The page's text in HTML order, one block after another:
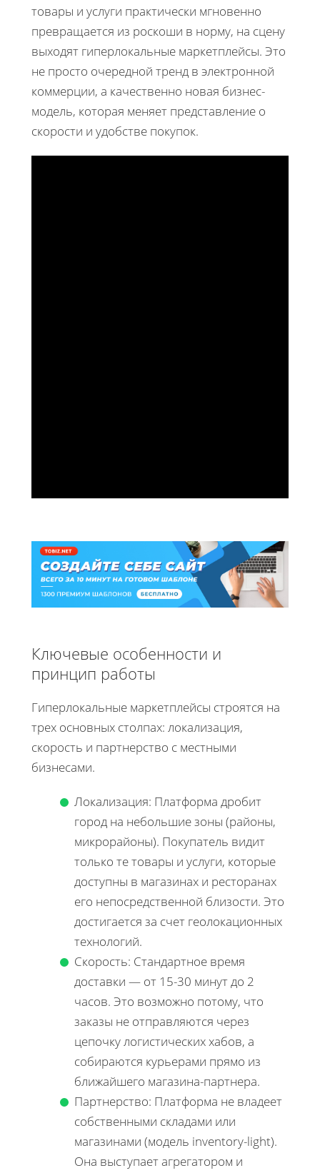
товары и услуги практически мгновенно
превращается из роскоши в норму, на сцену
выходят гиперлокальные маркетплейсы. Это
не просто очередной тренд в электронной
коммерции, а качественно новая бизнес-
модель, которая меняет представление о
скорости и удобстве покупок.
Ключевые особенности и
принцип работы
Гиперлокальные маркетплейсы строятся на
трех основных столпах: локализация,
скорость и партнерство с местными
бизнесами.
Локализация: Платформа дробит
город на небольшие зоны (районы,
микрорайоны). Покупатель видит
только те товары и услуги, которые
доступны в магазинах и ресторанах
его непосредственной близости. Это
достигается за счет геолокационных
технологий.
Скорость: Стандартное время
доставки — от 15-30 минут до 2
часов. Это возможно потому, что
заказы не отправляются через
цепочку логистических хабов, а
собираются курьерами прямо из
ближайшего магазина-партнера.
Партнерство: Платформа не владеет
собственными складами или
магазинами (модель inventory-light).
Она выступает агрегатором и